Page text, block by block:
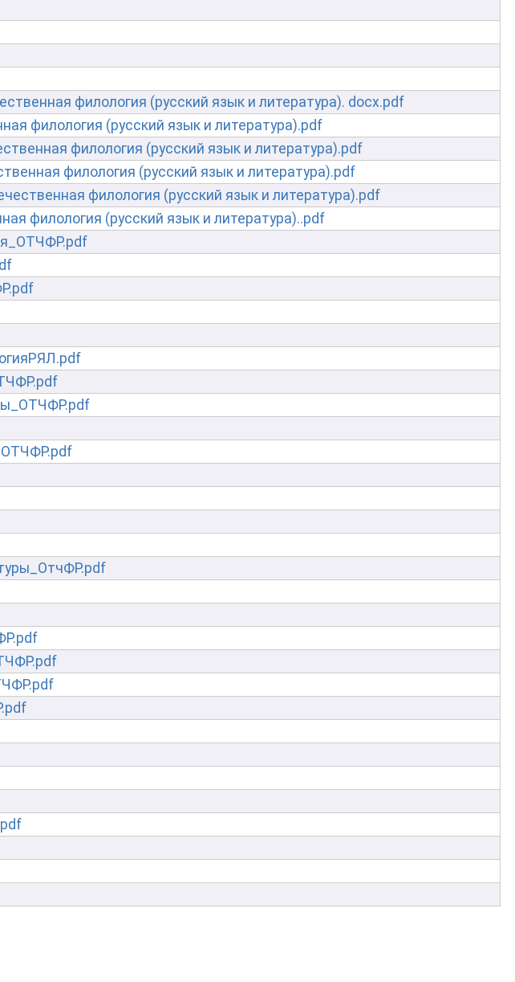
филология (русский язык и литература). docx.pdf
филология (русский язык и литература).pdf
филология (русский язык и литература).pdf
филология (русский язык и литература).pdf
филология (русский язык и литература).pdf
филология (русский язык и литература)..pdf